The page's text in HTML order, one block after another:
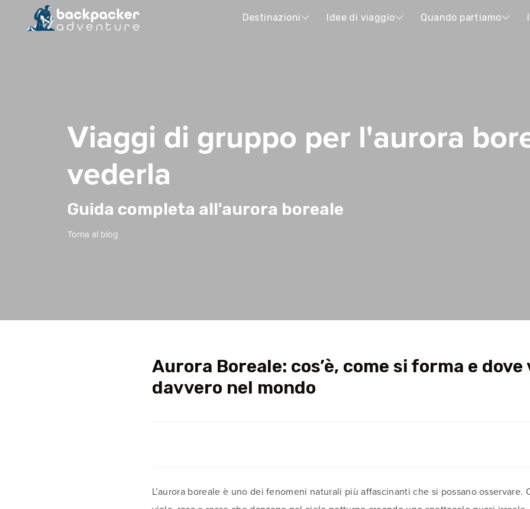
Destinazioni Idee di viaggio Quando partiamo
Viaggi di gruppo per l'aurora
vederla
Guida completa all'aurora boreale
Torna al blog
Aurora Boreale: cos’è, come si forma e
davvero nel mondo
L’aurora boreale è uno dei fenomeni naturali più affascinanti che si possano osservare.